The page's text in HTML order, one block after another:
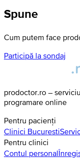
Spune
Cum putem face
Participă la sondaj
prodoctor.ro –
programare online
Pentru pacienți
Clinici Bucuresti
Pentru clinici
Contul personal